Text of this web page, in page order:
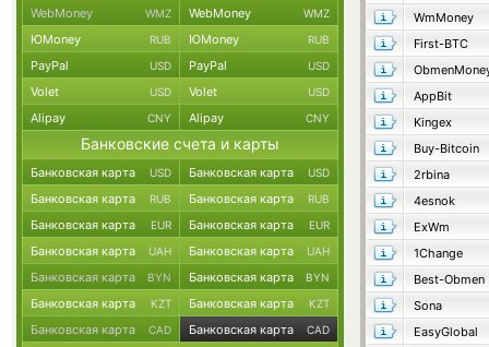
WmMoney
First-BTC
AppBit
Kingex
Buy-Bitcoin
2rbina
4esnok
ExWm
1Change
Best-Obmen
Sona
EasyGlobal
WebMoney WMZ WebMoney WMZ
ЮMoney RUB ЮMoney RUB
PayPal USD PayPal USD
Volet USD Volet USD
Alipay CNY Alipay CNY
Банковские счета и карты
Банковская карта USD Банковская карта USD
Банковская карта RUB Банковская карта RUB
Банковская карта EUR Банковская карта EUR
Банковская карта UAH Банковская карта UAH
Банковская карта BYN Банковская карта BYN
Банковская карта KZT Банковская карта KZT
Банковская карта CAD Банковская карта CAD